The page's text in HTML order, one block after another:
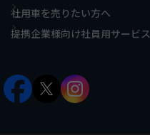
社用車を売りたい方へ
提携企業様向け社員用サービス